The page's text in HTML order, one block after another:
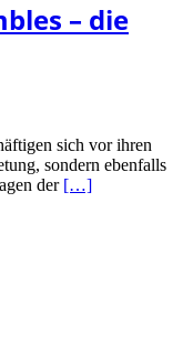
– die
sich vor ihren
sondern ebenfalls
der […]